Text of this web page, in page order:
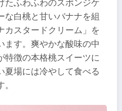
たふわふわのスポンジケ
な白桃と甘いバナナを組
カスタードクリーム」を
ます。爽やかな酸味の中
特徴の本格桃スイーツに
夏場には冷やして食べる